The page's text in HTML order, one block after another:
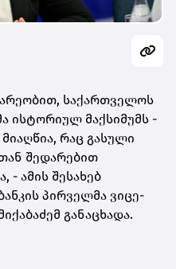
საქართველოს
ისტორიულ მაქსიმუმს -
რაც გასული
შედარებით
, - ამის შესახებ
პირველმა ვიცე-
განაცხადა.